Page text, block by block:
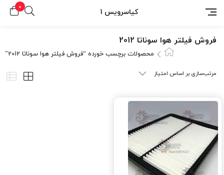
کیاسرویس 1
0
فروش فیلتر هوا سوناتا 2012
محصولات برچسب خورده “فروش فیلتر هوا سوناتا 2012”